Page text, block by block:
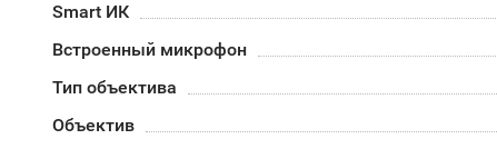
Smart ИК
Встроенный микрофон
Тип объектива
Объектив